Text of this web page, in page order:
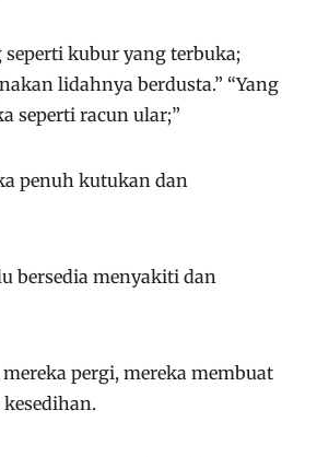
seperti kubur yang terbuka;
lidahnya berdusta.” “Yang
seperti racun ular;”
penuh kutukan dan
bersedia menyakiti dan
mereka pergi, mereka membuat